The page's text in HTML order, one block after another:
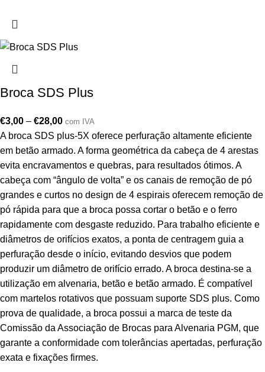
Broca SDS Plus
€3,00 – €28,00 com IVA
A broca SDS plus-5X oferece perfuração altamente eficiente
em betão armado. A forma geométrica da cabeça de 4 arestas
evita encravamentos e quebras, para resultados ótimos. A
cabeça com “ângulo de volta” e os canais de remoção de pó
grandes e curtos no design de 4 espirais oferecem remoção de
pó rápida para que a broca possa cortar o betão e o ferro
rapidamente com desgaste reduzido. Para trabalho eficiente e
diâmetros de orifícios exatos, a ponta de centragem guia a
perfuração desde o início, evitando desvios que podem
produzir um diâmetro de orifício errado. A broca destina-se a
utilização em alvenaria, betão e betão armado. É compatível
com martelos rotativos que possuam suporte SDS plus. Como
prova de qualidade, a broca possui a marca de teste da
Comissão da Associação de Brocas para Alvenaria PGM, que
garante a conformidade com tolerâncias apertadas, perfuração
exata e fixações firmes.